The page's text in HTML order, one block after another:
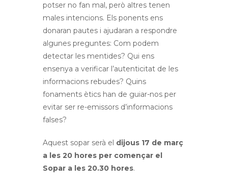
potser no fan mal, però altres tenen
males intencions. Els ponents ens
donaran pautes i ajudaran a respondre
algunes preguntes: Com podem
detectar les mentides? Qui ens
ensenya a verificar l’autenticitat de les
informacions rebudes? Quins
fonaments ètics han de guiar-nos per
evitar ser re-emissors d’informacions
falses?
Aquest sopar serà el dijous 17 de març
a les 20 hores per començar el
Sopar a les 20.30 hores.